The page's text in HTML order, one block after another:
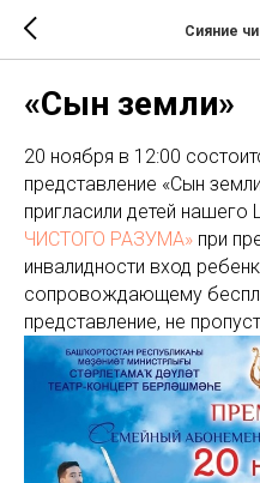
Сияние
«Сын земли»
20 ноября в 12:00
представление «Сын
пригласили детей нашего
ЧИСТОГО РАЗУМА» при
инвалидности вход
сопровождающему
представление, не